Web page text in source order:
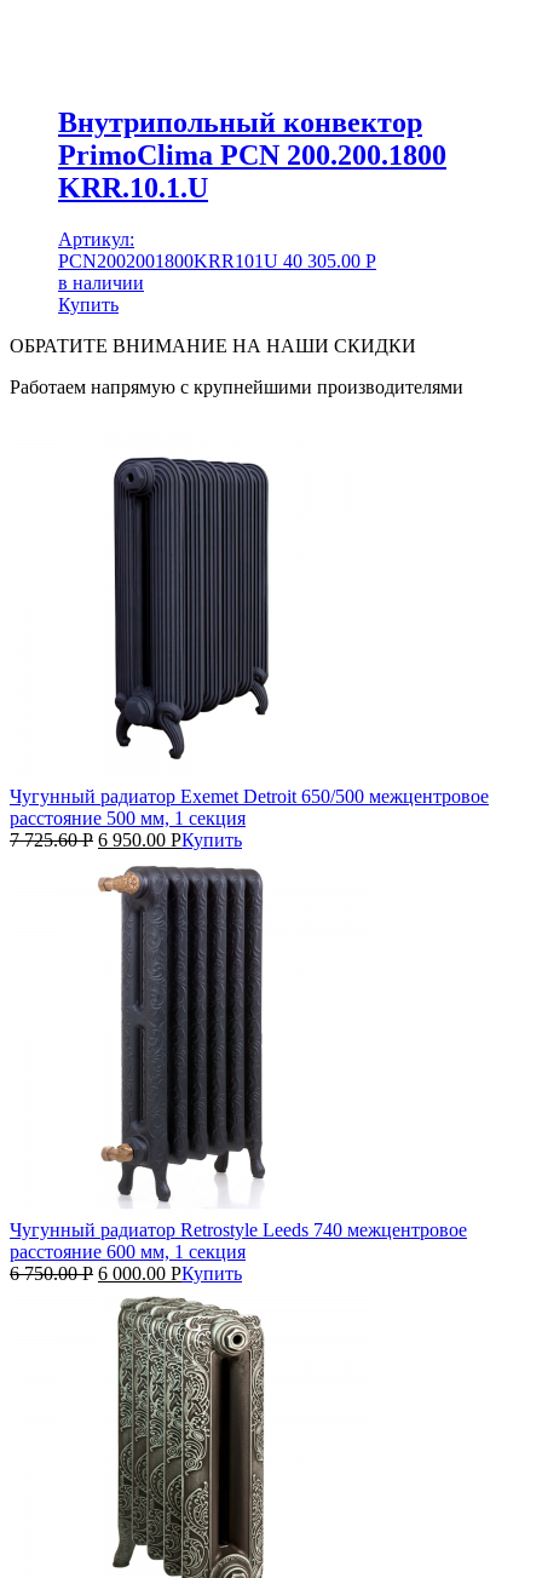
Внутрипольный конвектор
PrimoClima PCN 200.200.1800
KRR.10.1.U
Артикул:
PCN2002001800KRR101U 40 305.00 Р
в наличии
Купить
ОБРАТИТЕ ВНИМАНИЕ НА НАШИ СКИДКИ
Работаем напрямую с крупнейшими производителями
Чугунный радиатор Exemet Detroit 650/500 межцентровое
расстояние 500 мм, 1 секция
7 725.60Р 6 950.00 РКупить
Чугунный радиатор Retrostyle Leeds 740 межцентровое
расстояние 600 мм, 1 секция
6 750.00Р 6 000.00 РКупить